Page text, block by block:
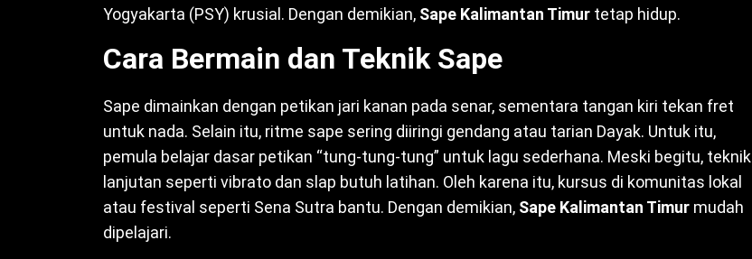
Yogyakarta (PSY) krusial. Dengan demikian, Sape Kalimantan Timur tetap hidup.
Cara Bermain dan Teknik Sape
Sape dimainkan dengan petikan jari kanan pada senar, sementara tangan kiri tekan fret
untuk nada. Selain itu, ritme sape sering diiringi gendang atau tarian Dayak. Untuk itu,
pemula belajar dasar petikan “tung-tung-tung” untuk lagu sederhana. Meski begitu, teknik
lanjutan seperti vibrato dan slap butuh latihan. Oleh karena itu, kursus di komunitas lokal
atau festival seperti Sena Sutra bantu. Dengan demikian, Sape Kalimantan Timur mudah
dipelajari.